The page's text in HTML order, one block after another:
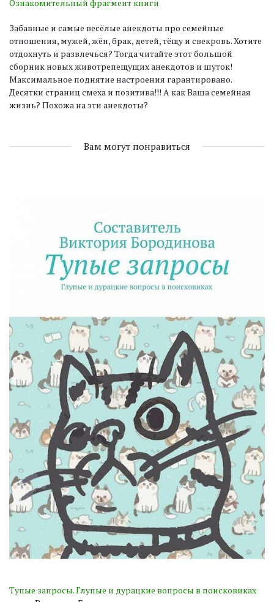
Ознакомительный фрагмент книги
Забавные и самые весёлые анекдоты про семейные
отношения, мужей, жён, брак, детей, тёщу и свекровь. Хотите
отдохнуть и развлечься? Тогда читайте этот большой
сборник новых животрепещущих анекдотов и шуток!
Максимальное поднятие настроения гарантировано.
Десятки страниц смеха и позитива!!! А как Ваша семейная
жизнь? Похожа на эти анекдоты?
Вам могут понравиться
Тупые запросы. Глупые и дурацкие вопросы в поисковиках